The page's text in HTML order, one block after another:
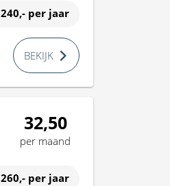
240,- per jaar
BEKIJK
32,50
per maand
260,- per jaar